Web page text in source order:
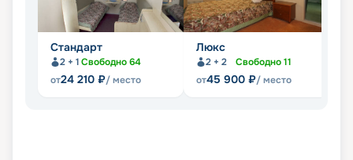
Стандарт
2 + 1Свободно64
от24 210 ₽/ место
Люкс
2 + 2 Свободно11
от45 900 ₽/ место